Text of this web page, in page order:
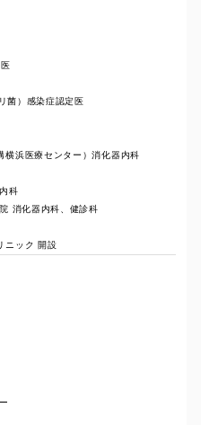
菌）感染症認定医
浜医療センター）消化器内科
科
消化器内科、健診科
ニック 開設